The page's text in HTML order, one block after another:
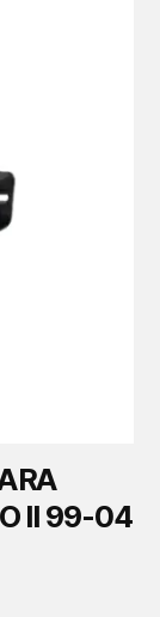
II 99-04